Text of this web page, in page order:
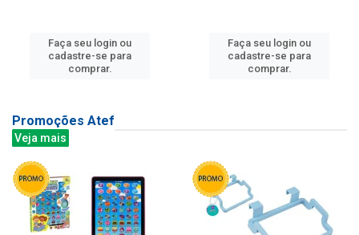
Faça seu login ou
cadastre-se para
comprar.
Faça seu login ou
cadastre-se para
comprar.
Promoções Atef
Veja mais